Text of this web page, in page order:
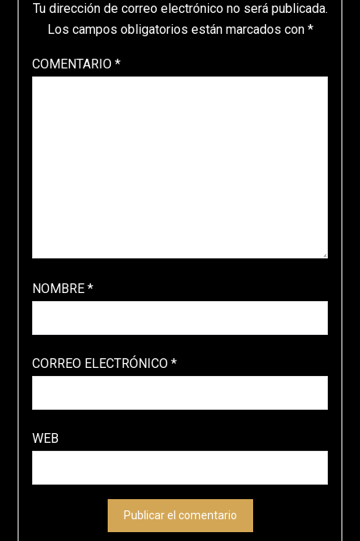
Tu dirección de correo electrónico no será publicada.
Los campos obligatorios están marcados con *
COMENTARIO *
NOMBRE *
CORREO ELECTRÓNICO *
WEB